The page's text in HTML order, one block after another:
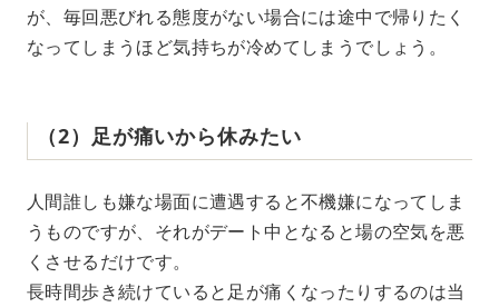
が、毎回悪びれる態度がない場合には途中で帰りたく
なってしまうほど気持ちが冷めてしまうでしょう。
（2）足が痛いから休みたい
人間誰しも嫌な場面に遭遇すると不機嫌になってしま
うものですが、それがデート中となると場の空気を悪
くさせるだけです。
長時間歩き続けていると足が痛くなったりするのは当